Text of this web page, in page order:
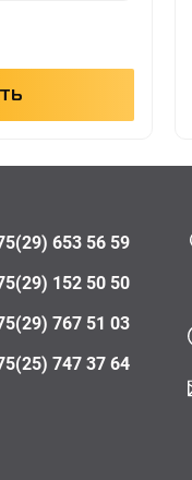
653 56 59
152 50 50
767 51 03
747 37 64